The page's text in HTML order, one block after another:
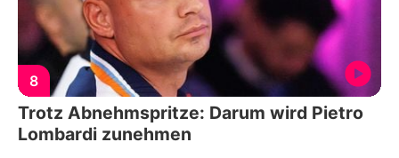
8
Trotz Abnehmspritze: Darum wird Pietro
Lombardi zunehmen